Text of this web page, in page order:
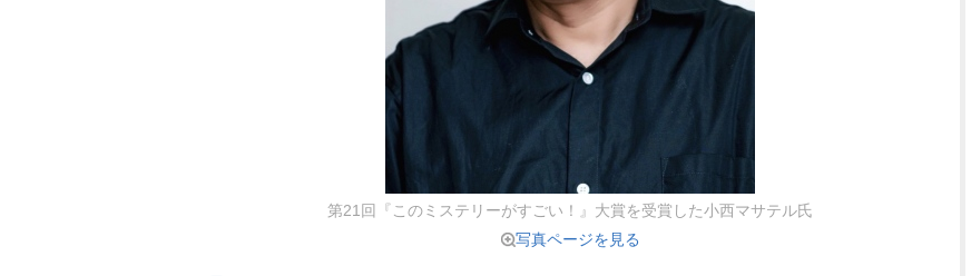
第21回『このミステリーがすごい！』大賞を受賞した小西マサテル氏
写真ページを見る